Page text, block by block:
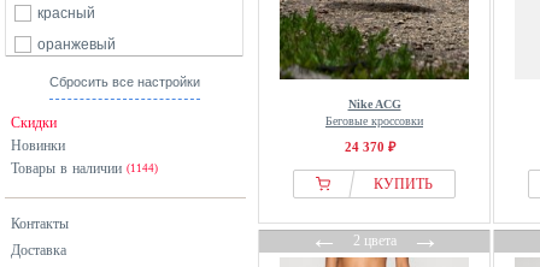
красный
оранжевый
разноцветный
серый
синий
фиолетовый
Сбросить все настройки
Скидки
Новинки
Товары в наличии (1144)
Контакты
Доставка
Nike ACG
Беговые кроссовки
24 370 ₽
КУПИТЬ
←2 цвета→